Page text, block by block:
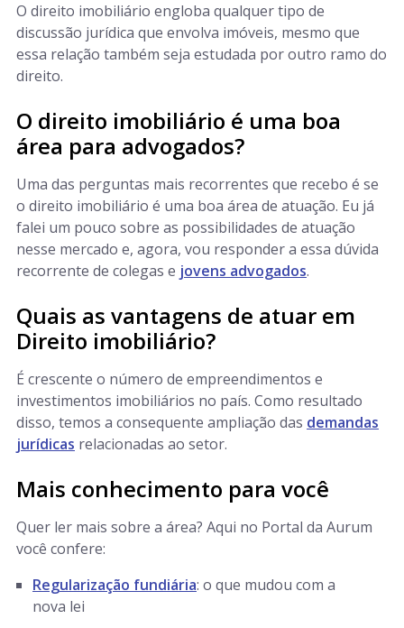
O direito imobiliário engloba qualquer tipo de
discussão jurídica que envolva imóveis, mesmo que
essa relação também seja estudada por outro ramo do
direito.
O direito imobiliário é uma boa
área para advogados?
Uma das perguntas mais recorrentes que recebo é se
o direito imobiliário é uma boa área de atuação. Eu já
falei um pouco sobre as possibilidades de atuação
nesse mercado e, agora, vou responder a essa dúvida
recorrente de colegas e jovens advogados.
Quais as vantagens de atuar em
Direito imobiliário?
É crescente o número de empreendimentos e
investimentos imobiliários no país. Como resultado
disso, temos a consequente ampliação das demandas
jurídicas relacionadas ao setor.
Mais conhecimento para você
Quer ler mais sobre a área? Aqui no Portal da Aurum
você confere:
Regularização fundiária: o que mudou com a
nova lei